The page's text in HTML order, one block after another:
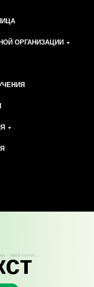
ОРГАНИЗАЦИИ
- твой голос